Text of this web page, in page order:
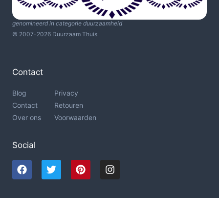
genomineerd in categorie duurzaamheid
© 2007-2026 Duurzaam Thuis
Contact
Blog
Contact
Over ons
Privacy
Retouren
Voorwaarden
Social